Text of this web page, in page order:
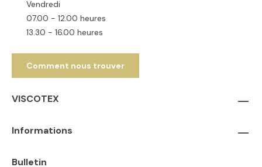
Vendredi
07.00 - 12.00 heures
13.30 - 16.00 heures
Comment nous trouver
VISCOTEX
Informations
Bulletin